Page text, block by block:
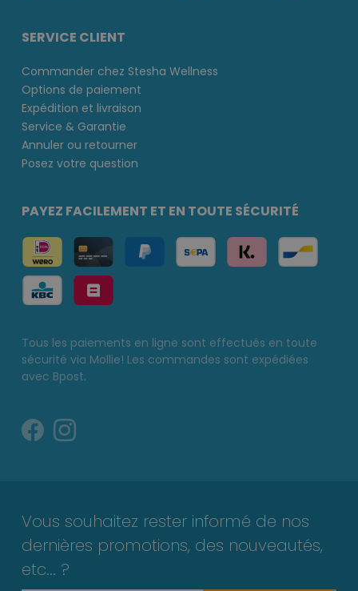
SERVICE CLIENT
Commander chez Stesha Wellness
Options de paiement
Expédition et livraison
Service & Garantie
Annuler ou retourner
Posez votre question
PAYEZ FACILEMENT ET EN TOUTE SÉCURITÉ
Tous les paiements en ligne sont effectués en toute
sécurité via Mollie! Les commandes sont expédiées
avec Bpost.
Vous souhaitez rester informé de nos
dernières promotions, des nouveautés,
etc... ?